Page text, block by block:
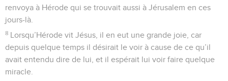
renvoya à Hérode qui se trouvait aussi à Jérusalem en ces
jours-là.
8 Lorsqu’Hérode vit Jésus, il en eut une grande joie, car
depuis quelque temps il désirait le voir à cause de ce qu’il
avait entendu dire de lui, et il espérait lui voir faire quelque
miracle.